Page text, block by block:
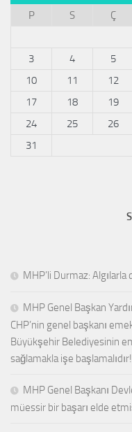
P
S Ç
3
4 5
10
11 12
17
18 19
24
25 26
31
MHP’li Durmaz:
MHP Genel Başkan
CHP’nin genel başkanı
Büyükşehir Belediyesinin
sağlamakla işe başlamalıdır!
MHP Genel Başkanı
müessir bir başarı elde